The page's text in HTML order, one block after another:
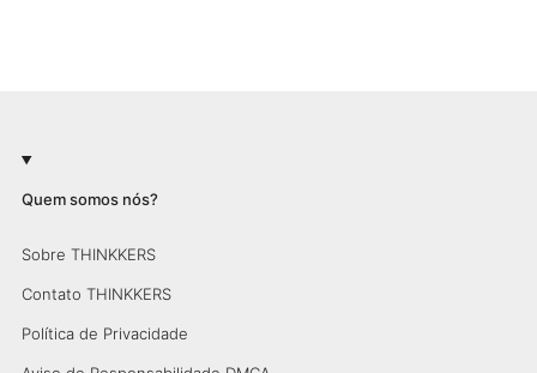
Quem somos nós?
Sobre THINKKERS
Contato THINKKERS
Política de Privacidade